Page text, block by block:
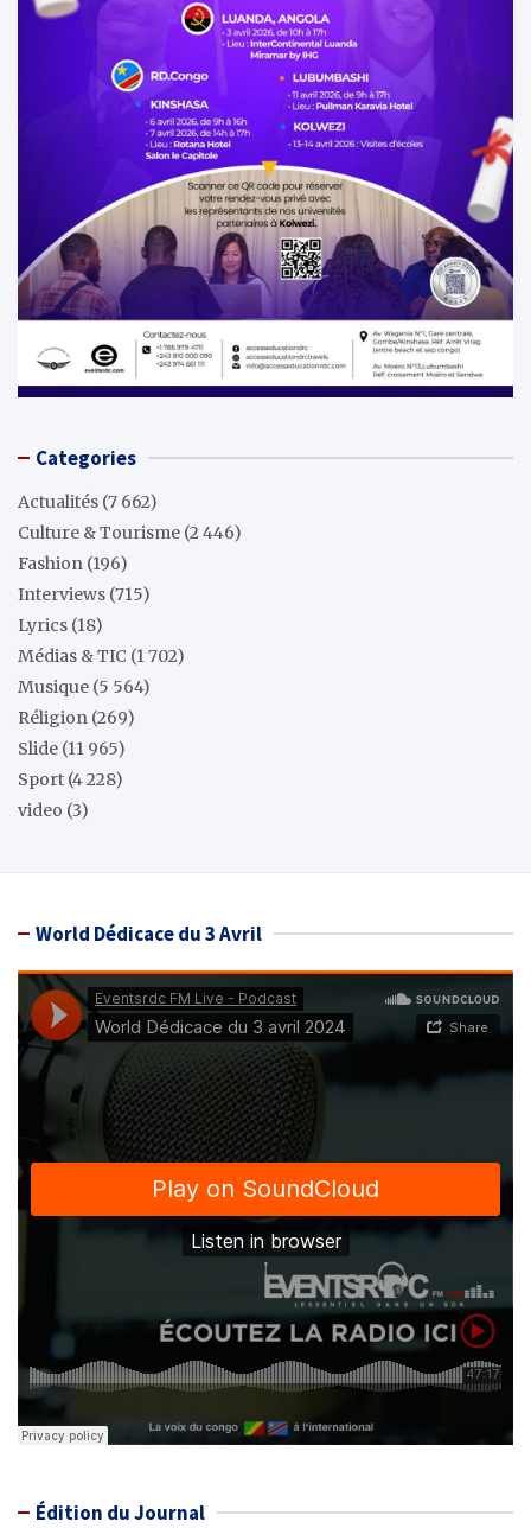
Categories
Actualités (7 662)
Culture & Tourisme (2 446)
Fashion (196)
Interviews (715)
Lyrics (18)
Médias & TIC (1 702)
Musique (5 564)
Réligion (269)
Slide (11 965)
Sport (4 228)
video (3)
World Dédicace du 3 Avril
Édition du Journal